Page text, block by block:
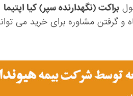
براکت (نگهدارنده سپر) کیا اپتیما
و گرفتن مشاوره برای خرید می